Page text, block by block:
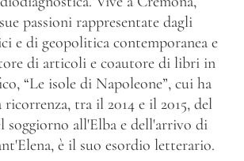
passioni rappresentate dagli
e di geopolitica contemporanea e
di articoli e coautore di libri in
“Le isole di Napoleone”, cui ha
tra il 2014 e il 2015, del
soggiorno all'Elba e dell'arrivo di
è il suo esordio letterario.